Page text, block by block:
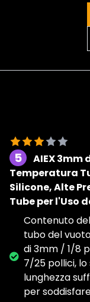
5
AIEX 3mm
Temperatura
Silicone, Alte
Tube per l'Uso
Contenuto
tubo del
di 3mm / 1/8
7/25 pollici, lo
lunghezza
per